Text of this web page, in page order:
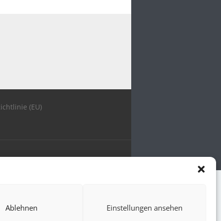
Ablehnen Einstellungen ansehen
(EU)